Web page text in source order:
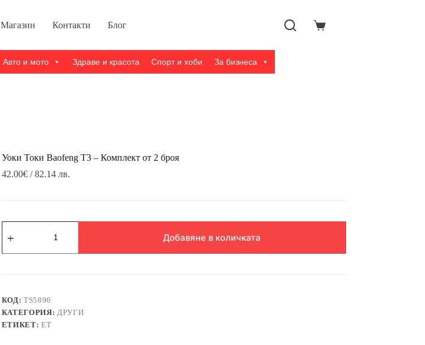
Магазин Контакти Блог
Shopping
Авто и мото Здраве и красота Спорт и хоби За бизнеса
Уоки Токи Baofeng T3 – Комплект от 2 броя
42.00€/ 82.14 лв.
Токи
Комплект
от
2
броя
Добавяне в количката
КОД:TS5896
КАТЕГОРИЯ: ДРУГИ
ЕТИКЕТ: ЕТ